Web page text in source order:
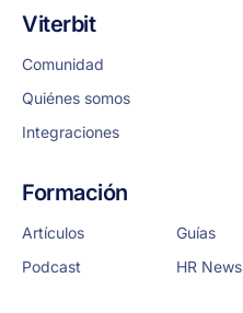
Viterbit
Comunidad
Quiénes somos
Integraciones
Formación
Artículos Guías
Podcast
HR News